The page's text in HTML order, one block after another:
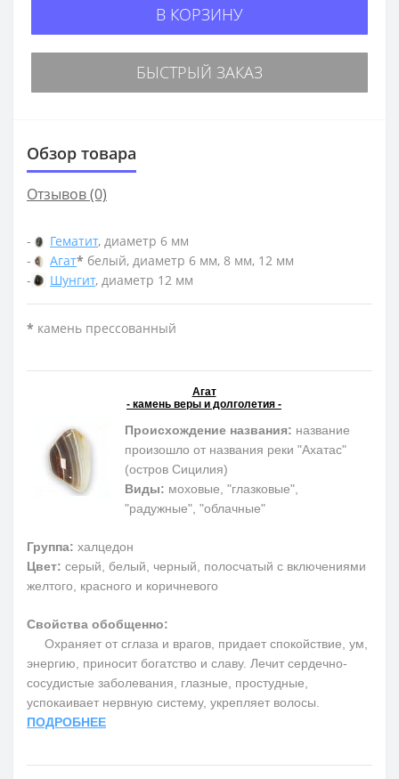
В КОРЗИНУ
БЫСТРЫЙ ЗАКАЗ
Обзор товара
Отзывов (0)
- Гематит, диаметр 6 мм
-
Агат* белый, диаметр 6 мм, 8 мм, 12 мм
-
Шунгит, диаметр 12 мм
* камень прессованный
Агат
- камень веры и долголетия -
Происхождение названия: название
произошло от названия реки "Ахатас"
(остров Сицилия)
Виды: моховые, "глазковые",
"радужные", "облачные"
Группа: халцедон
Цвет: серый, белый, черный, полосчатый с включениями
желтого, красного и коричневого
Свойства обобщенно:
Охраняет от сглаза и врагов, придает спокойствие, ум,
энергию, приносит богатство и славу. Лечит сердечно-
сосудистые заболевания, глазные, простудные,
успокаивает нервную систему, укрепляет волосы.
ПОДРОБНЕЕ